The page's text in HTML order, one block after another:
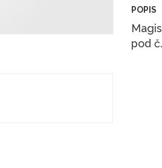
POPIS
pod